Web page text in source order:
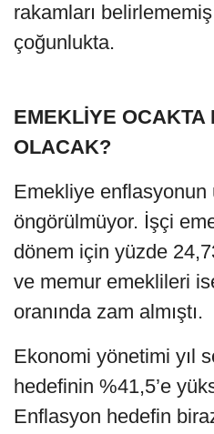
rakamları belirlememiş
çoğunlukta.
EMEKLİYE OCAKTA
OLACAK?
Emekliye enflasyonun
öngörülmüyor. İşçi
dönem için yüzde
ve memur emeklileri
oranında zam almıştı.
Ekonomi yönetimi yıl
hedefinin %41,5’e
Enflasyon hedefin